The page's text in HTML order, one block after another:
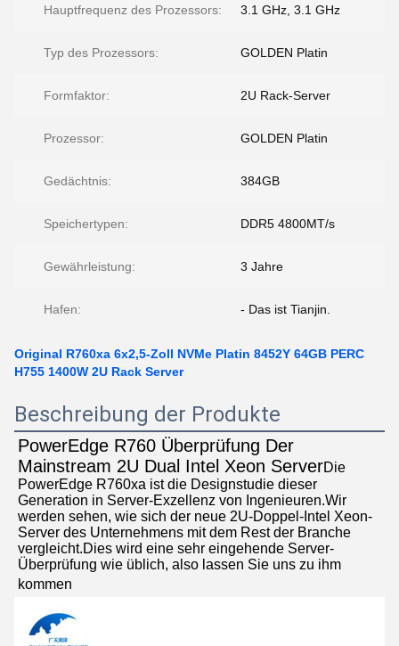
Hauptfrequenz des Prozessors: 3.1 GHz, 3.1 GHz
Typ des Prozessors: GOLDEN Platin
Formfaktor: 2U Rack-Server
Prozessor: GOLDEN Platin
Gedächtnis: 384GB
Speichertypen: DDR5 4800MT/s
Gewährleistung: 3 Jahre
Hafen: - Das ist Tianjin.
Original R760xa 6x2,5-Zoll NVMe Platin 8452Y 64GB PERC
H755 1400W 2U Rack Server
Beschreibung der Produkte
PowerEdge R760 Überprüfung Der
Mainstream 2U Dual Intel Xeon ServerDie
PowerEdge R760xa ist die Designstudie dieser
Generation in Server-Exzellenz von Ingenieuren.Wir
werden sehen, wie sich der neue 2U-Doppel-Intel Xeon-
Server des Unternehmens mit dem Rest der Branche
vergleicht.Dies wird eine sehr eingehende Server-
Überprüfung wie üblich, also lassen Sie uns zu ihm
kommen